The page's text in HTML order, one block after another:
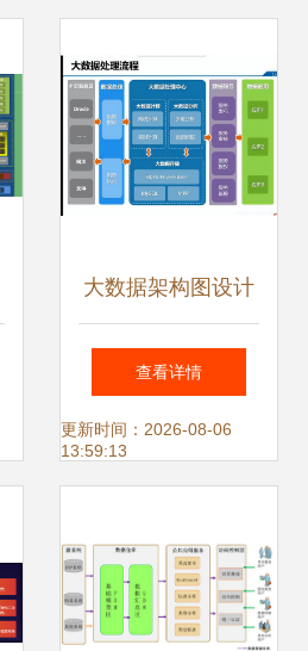
道
大数据架构图设计
构建高效的数据处
理系统与数据处理
查看详情
更新时间：2026-08-06
13:59:13